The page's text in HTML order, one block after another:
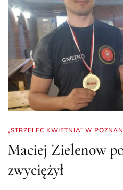
„STRZELEC KWIETNIA” W
Maciej Zielenow
zwyciężył